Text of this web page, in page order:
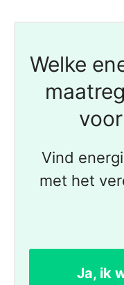
Welke
Vind
met het
Ja, ik